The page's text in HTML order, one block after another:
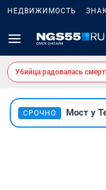
НЕДВИЖИМОСТЬ
Убийца радовалась
СРОЧНО Мост у